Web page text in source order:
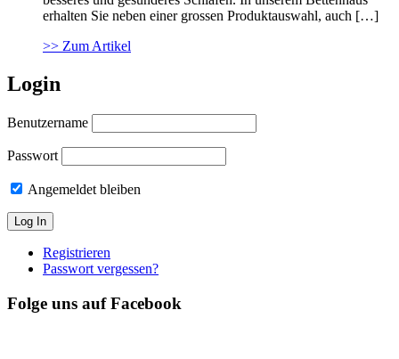
erhalten Sie neben einer grossen Produktauswahl, auch […]
>> Zum Artikel
Login
Benutzername
Passwort
Angemeldet bleiben
Registrieren
Passwort vergessen?
Folge uns auf Facebook